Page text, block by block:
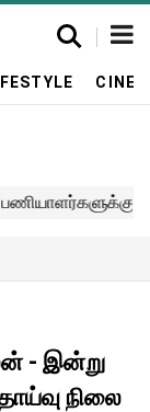
- இன்று
நிலை